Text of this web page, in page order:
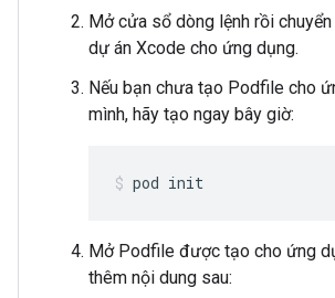
Mở cửa sổ dòng lệnh rồi
dự án Xcode cho ứng dụng.
Nếu bạn chưa tạo Podfile cho
mình, hãy tạo ngay bây giờ:
pod init
Mở Podfile được tạo cho ứng
thêm nội dung sau: